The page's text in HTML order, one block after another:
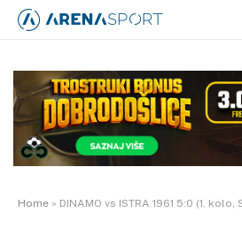
Home » DINAMO vs ISTRA 1961 5:0 (1.